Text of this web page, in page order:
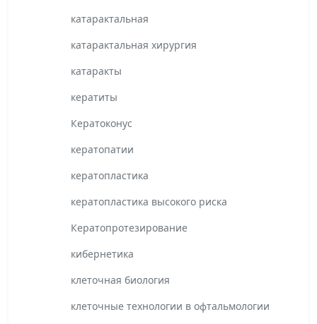
катарактальная
катарактальная хирургия
катаракты
кератиты
Кератоконус
кератопатии
кератопластика
кератопластика высокого риска
Кератопротезирование
кибернетика
клеточная биология
клеточные технологии в офтальмологии